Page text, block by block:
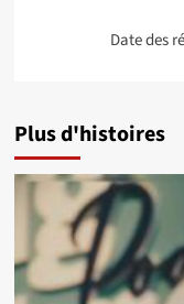
Date des
Plus d'histoires